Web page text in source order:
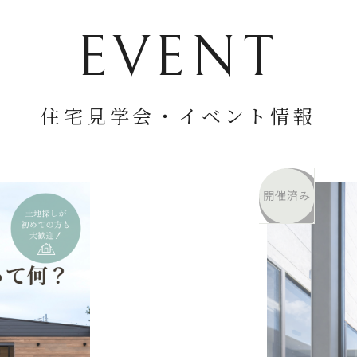
EVENT
住宅見学会・ イベント情報
開催済み